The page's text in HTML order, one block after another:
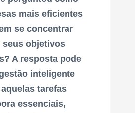
mais eficientes
se concentrar
seus objetivos
A resposta pode
inteligente
tarefas
essenciais,